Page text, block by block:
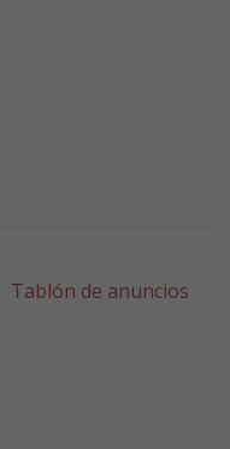
Tablón de anuncios